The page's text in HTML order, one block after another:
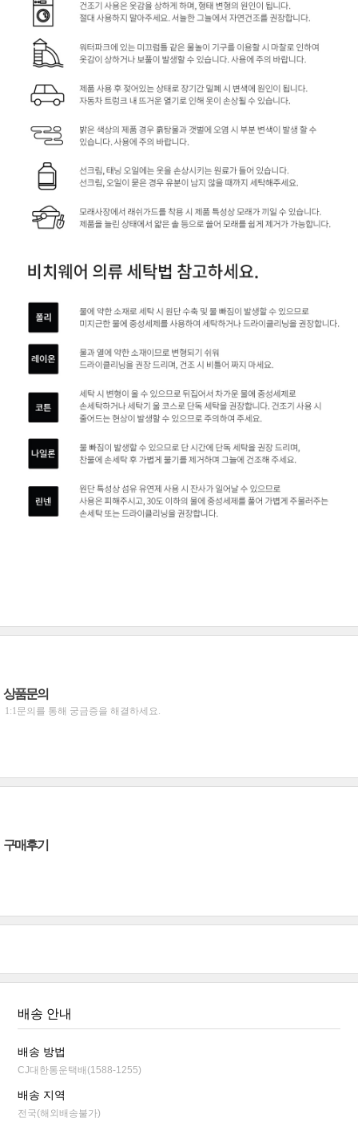
상품문의
1:1문의를 통해 궁금증을 해결하세요.
구매후기
배송 안내
배송 방법
CJ대한통운택배(1588-1255)
배송 지역
전국(해외배송불가)